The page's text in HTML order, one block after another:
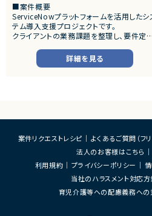
■案件概要
ServiceNowプラットフォームを活用したシ
テム導入支援プロジェクトです。
クライアントの業務課題を整理し、要件定義
だきます。
・詳細設計書、テスト仕様書等のドキュメント
作成
・成果物レビューおよび品質管理
・開発メンバーへの技術支援、進捗管理
・少人数体制でのプロジェクト推進
詳細を見る
案件リクエストレシピ よくあるご質問（フ
法人のお客様はこちら
利用規約
プライバシーポリシー
当社のハラスメント対応
育児介護等への配慮義務へ